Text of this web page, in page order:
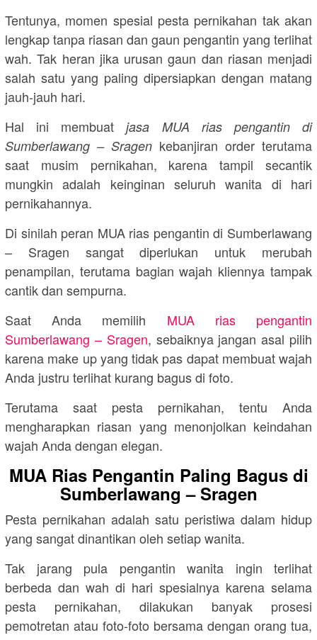
Tentunya, momen spesial pesta pernikahan tak akan
lengkap tanpa riasan dan gaun pengantin yang terlihat
wah. Tak heran jika urusan gaun dan riasan menjadi
salah satu yang paling dipersiapkan dengan matang
jauh-jauh hari.
Hal ini membuatjasa MUA rias pengantin di
Sumberlawang – Sragen kebanjiran order terutama
saat musim pernikahan, karena tampil secantik
mungkin adalah keinginan seluruh wanita di hari
pernikahannya.
Di sinilah peran MUA rias pengantin di Sumberlawang
– Sragen sangat diperlukan untuk merubah
penampilan, terutama bagian wajah kliennya tampak
cantik dan sempurna.
Saat Anda memilih MUA rias pengantin
Sumberlawang – Sragen, sebaiknya jangan asal pilih
karena make up yang tidak pas dapat membuat wajah
Anda justru terlihat kurang bagus di foto.
Terutama saat pesta pernikahan, tentu Anda
mengharapkan riasan yang menonjolkan keindahan
wajah Anda dengan elegan.
MUA Rias Pengantin Paling Bagus di
Sumberlawang – Sragen
Pesta pernikahan adalah satu peristiwa dalam hidup
yang sangat dinantikan oleh setiap wanita.
Tak jarang pula pengantin wanita ingin terlihat
berbeda dan wah di hari spesialnya karena selama
pesta pernikahan, dilakukan banyak prosesi
pemotretan atau foto-foto bersama dengan orang tua,